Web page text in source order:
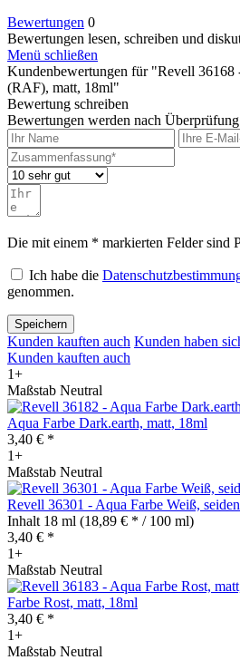
Bewertungen 0
Bewertungen lesen, schreiben und
Menü schließen
Kundenbewertungen für "Revell 36168
(RAF), matt, 18ml"
Bewertung schreiben
Bewertungen werden nach
Die mit einem * markierten Felder sind
Ich habe die
genommen.
Speichern
Kunden kauften auch Kunden haben
Kunden kauften auch
1+
Maßstab Neutral
Aqua Farbe Dark.earth, matt, 18ml
3,40 € *
1+
Maßstab Neutral
Revell 36301 - Aqua Farbe Weiß,
Inhalt 18 ml (18,89 € * / 100 ml)
3,40 € *
1+
Maßstab Neutral
Farbe Rost, matt, 18ml
3,40 € *
1+
Maßstab Neutral